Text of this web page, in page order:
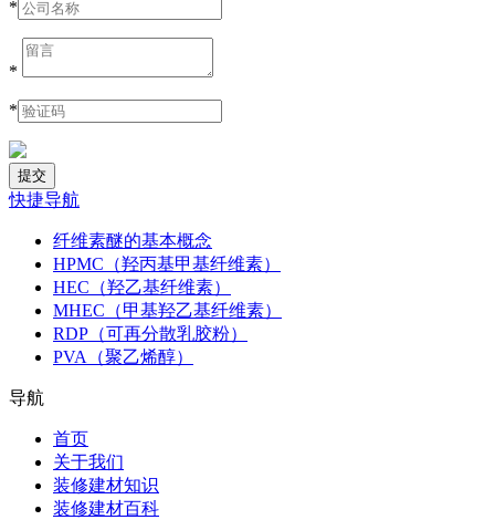
*
*
*
快捷导航
纤维素醚的基本概念
HPMC（羟丙基甲基纤维素）
HEC（羟乙基纤维素）
MHEC（甲基羟乙基纤维素）
RDP（可再分散乳胶粉）
PVA（聚乙烯醇）
导航
首页
关于我们
装修建材知识
装修建材百科